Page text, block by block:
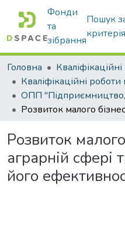
Фонди
та
зібрання
Пошук
Головна
Розвиток
аграрній сфері
його